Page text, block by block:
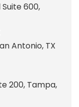
600,
Antonio, TX
200, Tampa,